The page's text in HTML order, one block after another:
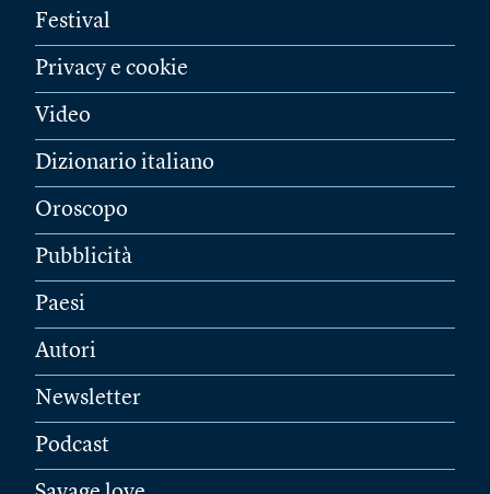
Festival
Privacy e cookie
Video
Dizionario italiano
Oroscopo
Pubblicità
Paesi
Autori
Newsletter
Podcast